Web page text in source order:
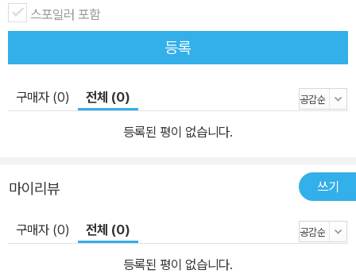
스포일러 포함
등록
구매자 (0) 전체 (0)
등록된 평이 없습니다.
마이리뷰 쓰기
구매자 (0) 전체 (0)
등록된 평이 없습니다.